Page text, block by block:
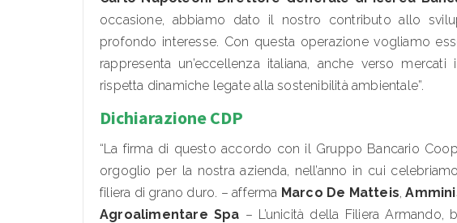
occasione, abbiamo dato il nostro contributo allo
profondo interesse. Con questa operazione vogliamo
rappresenta un’eccellenza italiana, anche verso
rispetta dinamiche legate alla sostenibilità ambientale”.
Dichiarazione CDP
“La firma di questo accordo con il Gruppo Bancario
orgoglio per la nostra azienda, nell’anno in cui
filiera di grano duro. – afferma Marco De Matteis,
Agroalimentare Spa – L’unicità della Filiera